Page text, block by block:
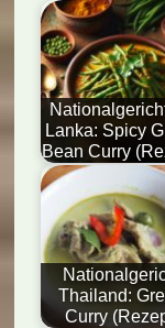
Lanka: Spicy
Bean Curry
Thailand:
Curry